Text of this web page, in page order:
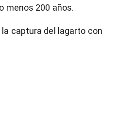
menos 200 años.
captura del lagarto con